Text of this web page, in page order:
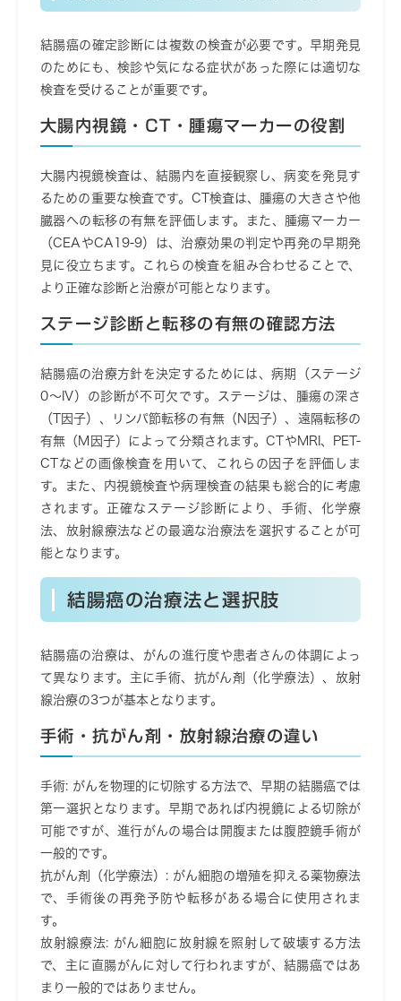
結腸癌の確定診断には複数の検査が必要です。早期発見
のためにも、検診や気になる症状があった際には適切な
検査を受けることが重要です。
大腸内視鏡・CT・腫瘍マーカーの役割
大腸内視鏡検査は、結腸内を直接観察し、病変を発見す
るための重要な検査です。CT検査は、腫瘍の大きさや他
臓器への転移の有無を評価します。また、腫瘍マーカー
（CEAやCA19-9）は、治療効果の判定や再発の早期発
見に役立ちます。これらの検査を組み合わせることで、
より正確な診断と治療が可能となります。
ステージ診断と転移の有無の確認方法
結腸癌の治療方針を決定するためには、病期（ステージ
0〜IV）の診断が不可欠です。ステージは、腫瘍の深さ
（T因子）、リンパ節転移の有無（N因子）、遠隔転移の
有無（M因子）によって分類されます。CTやMRI、PET-
CTなどの画像検査を用いて、これらの因子を評価しま
す。また、内視鏡検査や病理検査の結果も総合的に考慮
されます。正確なステージ診断により、手術、化学療
法、放射線療法などの最適な治療法を選択することが可
能となります。
結腸癌の治療法と選択肢
結腸癌の治療は、がんの進行度や患者さんの体調によっ
て異なります。主に手術、抗がん剤（化学療法）、放射
線治療の3つが基本となります。
手術・抗がん剤・放射線治療の違い
手術: がんを物理的に切除する方法で、早期の結腸癌では
第一選択となります。早期であれば内視鏡による切除が
可能ですが、進行がんの場合は開腹または腹腔鏡手術が
一般的です。
抗がん剤（化学療法） : がん細胞の増殖を抑える薬物療法
で、手術後の再発予防や転移がある場合に使用されま
す。
放射線療法: がん細胞に放射線を照射して破壊する方法
で、主に直腸がんに対して行われますが、結腸癌ではあ
まり一般的ではありません。